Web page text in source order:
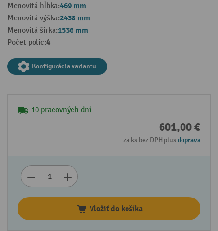
Menovitá hĺbka:469 mm
Menovitá výška:2438 mm
Menovitá šírka:1536 mm
Počet políc:4
Konfigurácia variantu
10 pracovných dní
601,00 €
za ks bez DPH plusdoprava
Vložiť do košíka